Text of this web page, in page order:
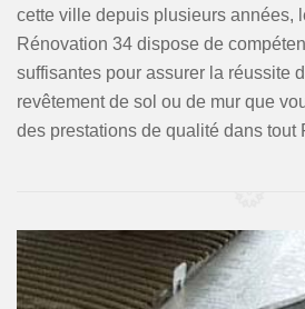
cette ville depuis plusieurs années,
Rénovation 34 dispose de
suffisantes pour assurer la réussite
revêtement de sol ou de mur que
des prestations de qualité dans tout